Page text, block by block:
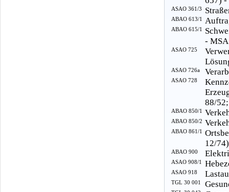
ASAO 361/3
ABAO 613/1
ABAO 615/1
-
ASAO 725
ASAO 726a
ASAO 728
88/
ABAO 850/1
ABAO 850/2
ABAO 861/1
12/
ABAO 900
ASAO 908/1
ASAO 918
TGL 30 001